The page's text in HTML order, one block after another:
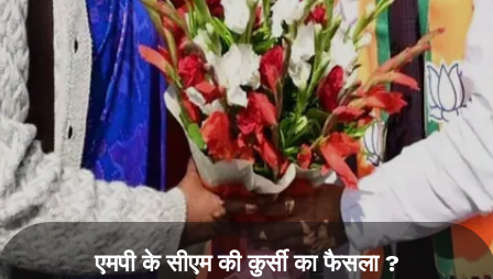
एमपी के सीएम की कुर्सी का फैसला ?